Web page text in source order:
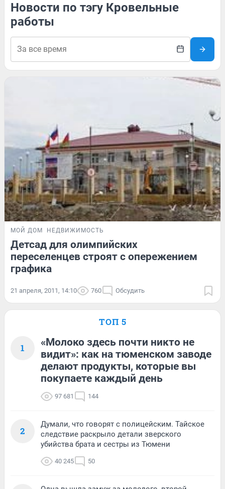
Новости по тэгу Кровельные
работы
МОЙ ДОМ НЕДВИЖИМОСТЬ
Детсад для олимпийских
переселенцев строят с опережением
графика
21 апреля, 2011, 14:10 760 Обсудить
ТОП 5
1
«Молоко здесь почти никто не
видит»: как на тюменском заводе
делают продукты, которые вы
покупаете каждый день
97 681 144
2
Думали, что говорят с полицейским. Тайское
следствие раскрыло детали зверского
убийства брата и сестры из Тюмени
40 245 50